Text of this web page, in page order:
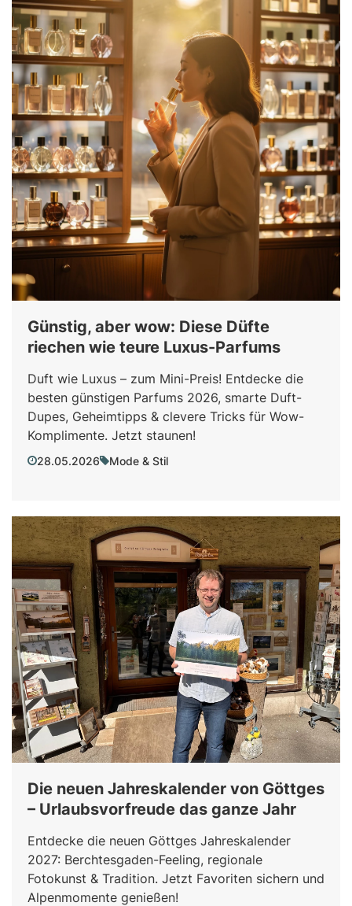
Günstig, aber wow: Diese Düfte
riechen wie teure Luxus-Parfums
Duft wie Luxus – zum Mini-Preis! Entdecke die
besten günstigen Parfums 2026, smarte Duft-
Dupes, Geheimtipps & clevere Tricks für Wow-
Komplimente. Jetzt staunen!
28.05.2026 Mode & Stil
Die neuen Jahreskalender von Göttges
– Urlaubsvorfreude das ganze Jahr
Entdecke die neuen Göttges Jahreskalender
2027: Berchtesgaden-Feeling, regionale
Fotokunst & Tradition. Jetzt Favoriten sichern und
Alpenmomente genießen!